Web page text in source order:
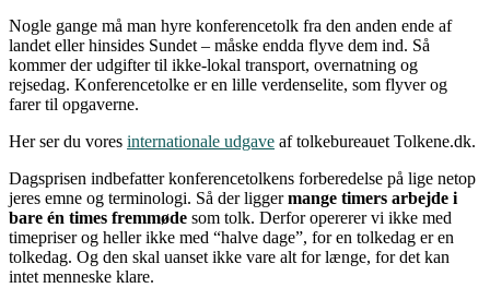
Nogle gange må man hyre konferencetolk fra den anden ende af
landet eller hinsides Sundet – måske endda flyve dem ind. Så
kommer der udgifter til ikke-lokal transport, overnatning og
rejsedag. Konferencetolke er en lille verdenselite, som flyver og
farer til opgaverne.
Her ser du vores internationale udgave af tolkebureauet Tolkene.dk.
Dagsprisen indbefatter konferencetolkens forberedelse på lige netop
jeres emne og terminologi. Så der liggermange timers arbejde i
bare én times fremmøde som tolk. Derfor opererer vi ikke med
timepriser og heller ikke med “halve dage”, for en tolkedag er en
tolkedag. Og den skal uanset ikke vare alt for længe, for det kan
intet menneske klare.